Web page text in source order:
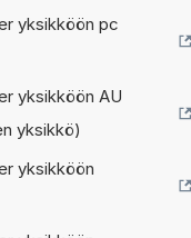
yksikköön pc
yksikköön AU
yksikkö)
yksikköön